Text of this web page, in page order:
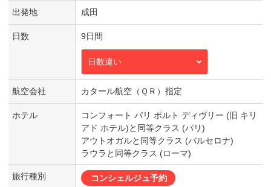
出発地 成田
日数 9日間
日数違い
航空会社 カタール航空（ＱＲ）指定
ホテル
コンフォート パリ ポルト ディヴリー (旧 キリ
アド ホテル)と同等クラス (パリ)
アウトオガルと同等クラス (バルセロナ)
ラウラと同等クラス (ローマ)
旅行種別 コンシェルジュ予約